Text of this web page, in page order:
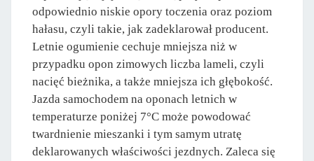
odpowiednio niskie opory toczenia oraz poziom
hałasu, czyli takie, jak zadeklarował producent.
Letnie ogumienie cechuje mniejsza niż w
przypadku opon zimowych liczba lameli, czyli
nacięć bieżnika, a także mniejsza ich głębokość.
Jazda samochodem na oponach letnich w
temperaturze poniżej 7°C może powodować
twardnienie mieszanki i tym samym utratę
deklarowanych właściwości jezdnych. Zaleca się